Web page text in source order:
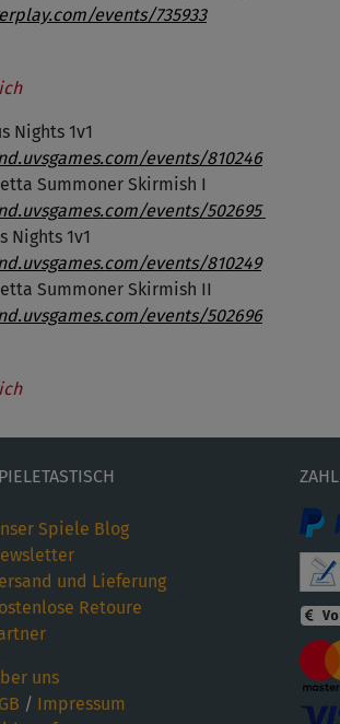
events/735933
Nights 1v1
events/810246
Summoner Skirmish I
events/502695
Nights 1v1
events/810249
Summoner Skirmish II
events/502696
Spiele Blog
und Lieferung
Retoure
uns
/ Impressum